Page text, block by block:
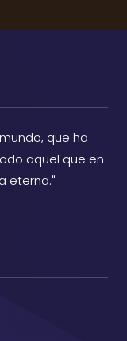
que ha
aquel que en
eterna."